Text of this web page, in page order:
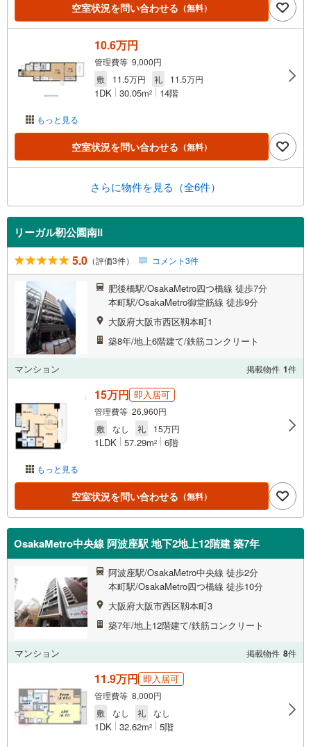
空室状況を問い合わせる （無料）
もっと見る
10.6万円
管理費等 9,000円
敷
11.5万円 礼 11.5万円
1DK 30.05m2 14階
空室状況を問い合わせる （無料）
さらに物件を見る（全6件）
リーガル靭公園南II
5.0 （評価3件） コメント3件
肥後橋駅/OsakaMetro四つ橋線 徒歩7分
本町駅/OsakaMetro御堂筋線 徒歩9分
大阪府大阪市西区靱本町1
築8年/地上6階建て/鉄筋コンクリート
マンション 掲載物件 1件
もっと見る
15万円 即入居可
管理費等 26,960円
敷
なし 礼 15万円
1LDK 57.29m2 6階
空室状況を問い合わせる （無料）
OsakaMetro中央線 阿波座駅 地下2地上12階建 築7年
阿波座駅/OsakaMetro中央線 徒歩2分
本町駅/OsakaMetro四つ橋線 徒歩10分
大阪府大阪市西区靱本町3
築7年/地上12階建て/鉄筋コンクリート
マンション 掲載物件 8件
11.9万円 即入居可
管理費等 8,000円
敷
なし 礼 なし
1DK 32.62m2 5階